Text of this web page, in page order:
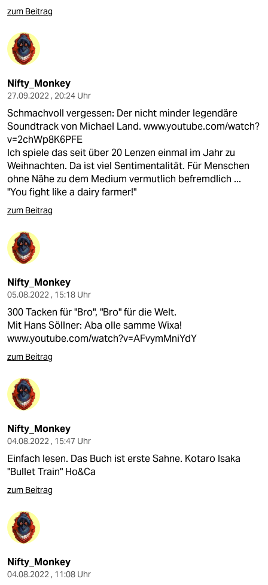
zum Beitrag
Nifty_Monkey
27.09.2022 , 20:24 Uhr
Schmachvoll vergessen: Der nicht minder legendäre
Soundtrack von Michael Land. www.youtube.com/watch?
v=2chWp8K6PFE
Ich spiele das seit über 20 Lenzen einmal im Jahr zu
Weihnachten. Da ist viel Sentimentalität. Für Menschen
ohne Nähe zu dem Medium vermutlich befremdlich ...
"You fight like a dairy farmer!"
zum Beitrag
Nifty_Monkey
05.08.2022 , 15:18 Uhr
300 Tacken für "Bro", "Bro" für die Welt.
Mit Hans Söllner: Aba olle samme Wixa!
www.youtube.com/watch?v=AFvymMniYdY
zum Beitrag
Nifty_Monkey
04.08.2022 , 15:47 Uhr
Einfach lesen. Das Buch ist erste Sahne. Kotaro Isaka
"Bullet Train" Ho&Ca
zum Beitrag
Nifty_Monkey
04.08.2022 , 11:08 Uhr